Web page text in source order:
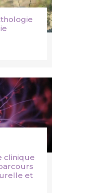
clinique
et